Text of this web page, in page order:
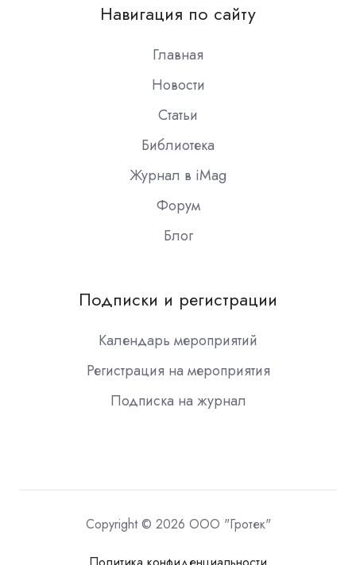
Slack
Навигация по сайту
Главная
Новости
Статьи
Библиотека
Журнал в iMag
Форум
Блог
Подписки и регистрации
Календарь мероприятий
Регистрация на мероприятия
Подписка на журнал
Copyright © 2026 ООО "Гротек"